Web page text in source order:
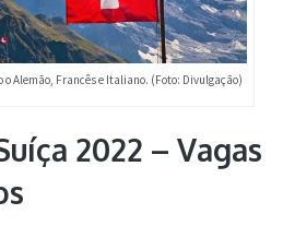
Alemão, Francês e Italiano. (Foto: Divulgação)
2022 – Vagas